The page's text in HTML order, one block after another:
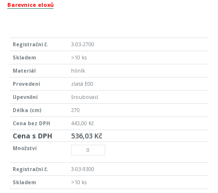
Barevnice eloxů
3-03-2700
>10 ks
hliník
zlatá E00
šroubovací
270
443,00 Kč
536,03 Kč
3-03-9300
>10 ks